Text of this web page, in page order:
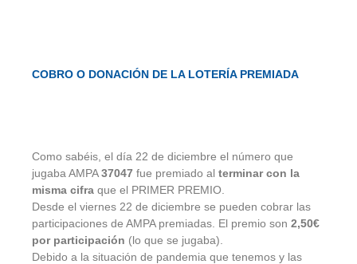
COBRO O DONACIÓN DE LA LOTERÍA PREMIADA
Como sabéis, el día 22 de diciembre el número que
jugaba AMPA37047 fue premiado al terminar con la
misma cifra que el PRIMER PREMIO.
Desde el viernes 22 de diciembre se pueden cobrar las
participaciones de AMPA premiadas. El premio son 2,50€
por participación (lo que se jugaba).
Debido a la situación de pandemia que tenemos y las